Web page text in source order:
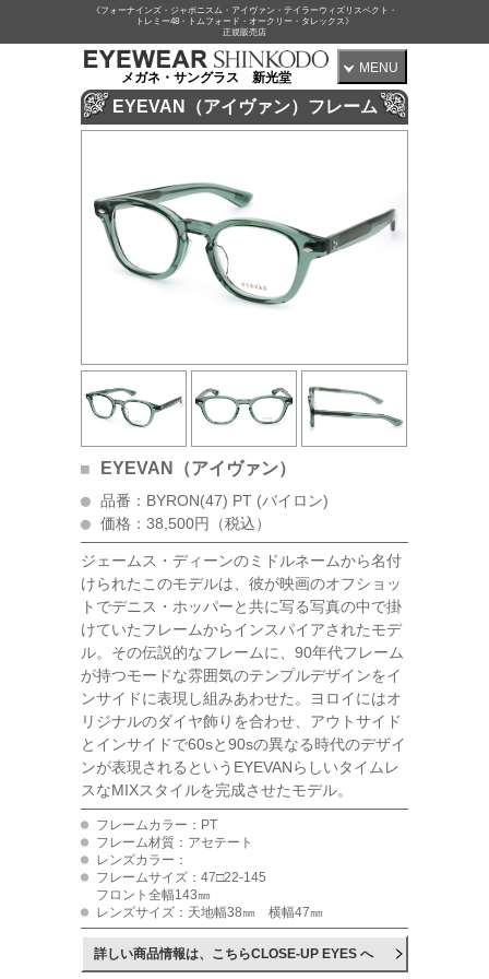
《フォーナインズ・ジャポニスム・アイヴァン・テイラーウィズリスペクト・
トレミー48・トムフォード・オークリー・タレックス》
正規販売店
メガネ・サングラス 新光堂
MENU
EYEVAN（アイヴァン）フレーム
EYEVAN（アイヴァン）
品番：BYRON(47) PT (バイロン)
価格：38,500円（税込）
ジェームス・ディーンのミドルネームから名付
けられたこのモデルは、彼が映画のオフショッ
トでデニス・ホッパーと共に写る写真の中で掛
けていたフレームからインスパイアされたモデ
ル。その伝説的なフレームに、90年代フレーム
が持つモードな雰囲気のテンプルデザインをイ
ンサイドに表現し組みあわせた。ヨロイにはオ
リジナルのダイヤ飾りを合わせ、アウトサイド
とインサイドで60sと90sの異なる時代のデザイ
ンが表現されるというEYEVANらしいタイムレ
スなMIXスタイルを完成させたモデル。
フレームカラー：PT
フレーム材質：アセテート
レンズカラー：
フレームサイズ：47□22-145
フロント全幅143㎜
レンズサイズ：天地幅38㎜ 横幅47㎜
詳しい商品情報は、こちらCLOSE-UP EYES へ